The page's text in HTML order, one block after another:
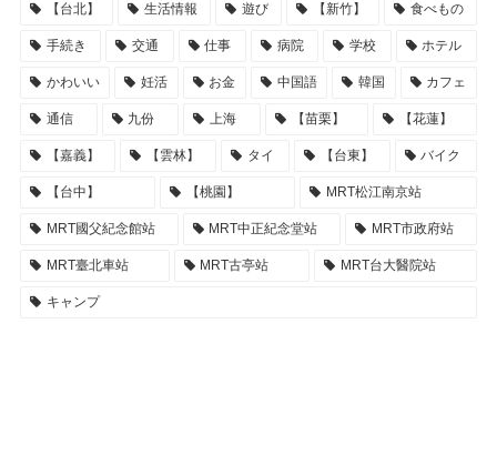
【台北】 生活情報 遊び 【新竹】 食べもの
手続き 交通 仕事 病院 学校 ホテル
かわいい 妊活 お金 中国語 韓国 カフェ
通信 九份 上海 【苗栗】 【花蓮】
【嘉義】 【雲林】 タイ 【台東】 バイク
【台中】 【桃園】 MRT松江南京站
MRT國父紀念館站 MRT中正紀念堂站 MRT市政府站
MRT臺北車站 MRT古亭站 MRT台大醫院站
キャンプ